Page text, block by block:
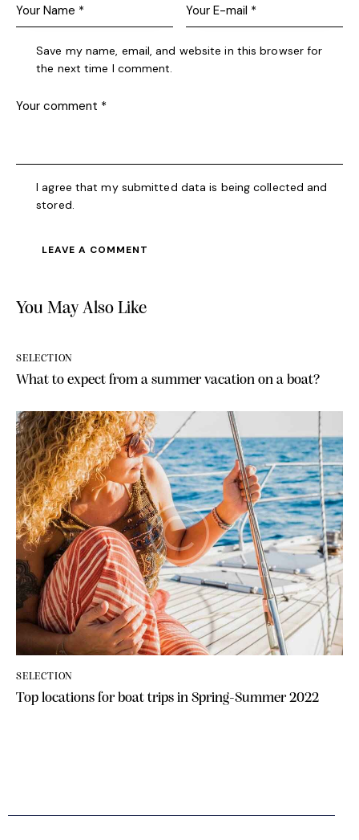
Save my name, email, and website in this browser for
the next time I comment.
I agree that my submitted data is being collected and
stored.
You May Also Like
SELECTION
What to expect from a summer vacation on a boat?
SELECTION
Top locations for boat trips in Spring-Summer 2022